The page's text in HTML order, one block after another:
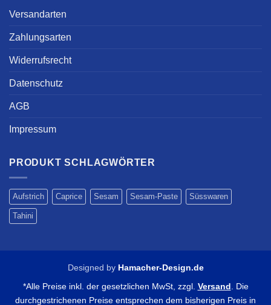
Versandarten
Zahlungsarten
Widerrufsrecht
Datenschutz
AGB
Impressum
PRODUKT SCHLAGWÖRTER
Aufstrich Caprice Sesam Sesam-Paste Süsswaren
Tahini
Designed by Hamacher-Design.de
*Alle Preise inkl. der gesetzlichen MwSt, zzgl. Versand . Die
durchgestrichenen Preise entsprechen dem bisherigen Preis in